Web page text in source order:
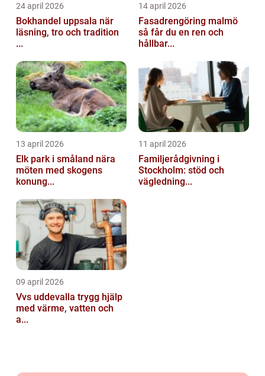
24 april 2026
Bokhandel uppsala när
läsning, tro och tradition
...
14 april 2026
Fasadrengöring malmö
så får du en ren och
hållbar...
13 april 2026
Elk park i småland nära
möten med skogens
konung...
11 april 2026
Familjerådgivning i
Stockholm: stöd och
vägledning...
09 april 2026
Vvs uddevalla trygg hjälp
med värme, vatten och
a...